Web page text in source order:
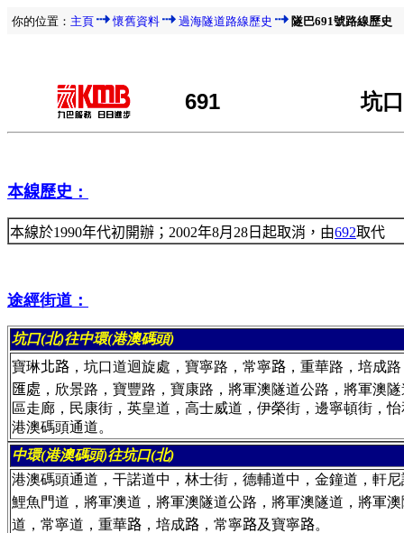
你的位置： 主頁 懷舊資料 過海隧道路線歷史 隧巴691號路線歷史
691 坑口
本線歷史：
本線於1990年代初開辦；2002年8月28日起取消，由692取代
途經街道：
坑口(北)往中環(港澳碼頭)
寶琳北路 ，坑口道迴旋處，寶寧路，常寧路 ，重華路，培成
匯處 ，欣景路，寶豐路，寶康路，將軍澳隧道公路，將軍澳
區走廊，民康街，英皇道，高士威道，伊榮街，邊寧頓街，
港澳碼頭通道。
中環(港澳碼頭)往坑口(北)
港澳碼頭通道，干諾道中，林士街，德輔道中，金鐘道，軒
鯉魚門道，將軍澳道，將軍澳隧道公路，將軍澳隧道，將軍
道，常寧道，重華路 ，培成路 ，常寧路及寶寧路。